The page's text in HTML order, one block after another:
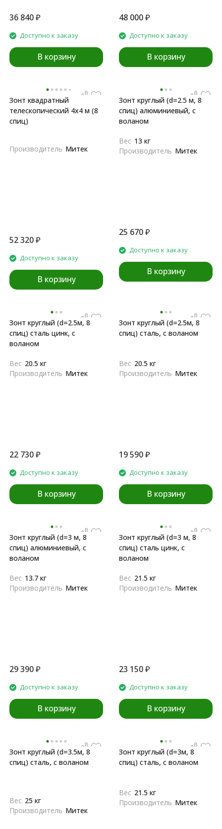
36 840₽
Доступно к заказу
В корзину
48 000₽
Доступно к заказу
В корзину
Зонт квадратный
телескопический 4х4 м (8
спиц)
Производитель Митек
52 320₽
Доступно к заказу
В корзину
Зонт круглый (d=2.5 м, 8
спиц) алюминиевый, с
воланом
Вес 13 кг
Производитель Митек
25 670₽
Доступно к заказу
В корзину
Зонт круглый (d=2.5м, 8
спиц) сталь цинк, с
воланом
Вес 20.5 кг
Производитель Митек
22 730₽
Доступно к заказу
В корзину
Зонт круглый (d=2.5м, 8
спиц) сталь, с воланом
Вес 20.5 кг
Производитель Митек
19 590₽
Доступно к заказу
В корзину
Зонт круглый (d=3 м, 8
спиц) алюминиевый, с
воланом
Вес 13.7 кг
Производитель Митек
29 390₽
Доступно к заказу
В корзину
Зонт круглый (d=3 м, 8
спиц) сталь цинк, с
воланом
Вес 21.5 кг
Производитель Митек
23 150₽
Доступно к заказу
В корзину
Зонт круглый (d=3.5м, 8
спиц) сталь, с воланом
Вес 25 кг
Производитель Митек
Зонт круглый (d=3м, 8
спиц) сталь, с воланом
Вес 21.5 кг
Производитель Митек